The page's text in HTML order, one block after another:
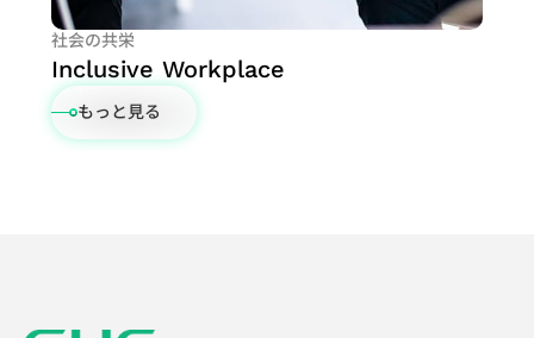
社会の共栄
Inclusive Workplace
もっと見る